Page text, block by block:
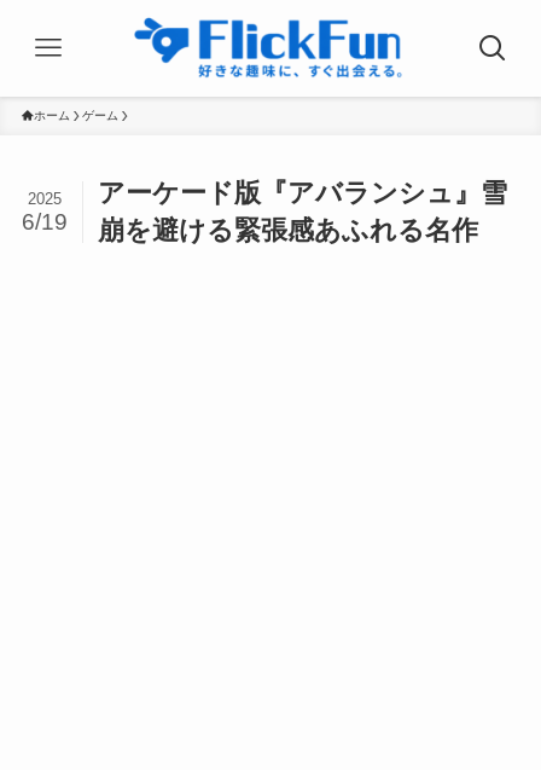
ホーム ゲーム
アーケード版『アバランシュ』雪
崩を避ける緊張感あふれる名作
2025
6/19